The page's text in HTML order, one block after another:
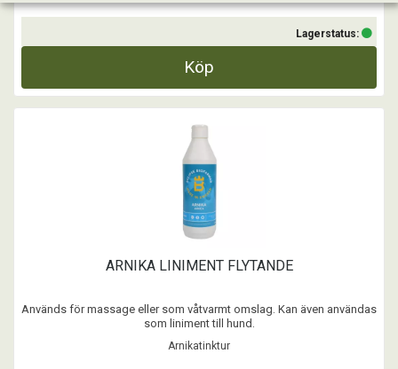
Lagerstatus:
Köp
ARNIKA LINIMENT FLYTANDE
Används för massage eller som våtvarmt omslag. Kan även användas
som liniment till hund.
- Djupverkande flytande liniment
Arnikatinktur